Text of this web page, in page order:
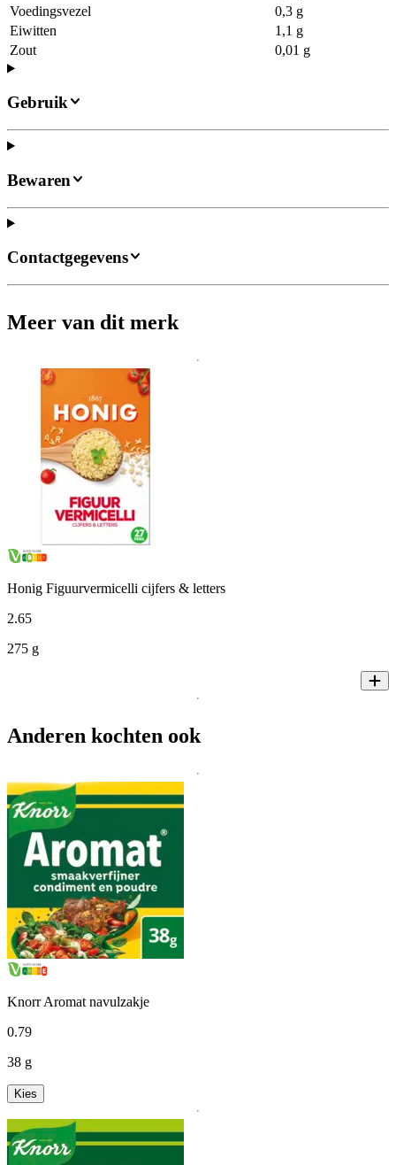
Voedingsvezel
0,3 g
Eiwitten
1,1 g
Zout
0,01 g
Gebruik
Bewaren
Contactgegevens
Meer van dit merk
Honig Figuurvermicelli cijfers & letters
2.65
275 g
Anderen kochten ook
Knorr Aromat navulzakje
0.79
38 g
Kies